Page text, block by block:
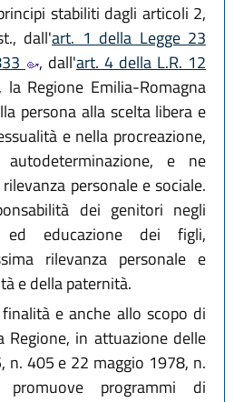
stabiliti dagli articoli 2,
dall'art. 1 della Legge 23
, dall'art. 4 della L.R. 12
, la Regione Emilia-Romagna
persona alla scelta libera e
e nella procreazione,
e ne
personale e sociale.
dei genitori negli
educazione dei figli,
rilevanza personale e
e della paternità.
e anche allo scopo di
Regione, in attuazione delle
n. 405 e 22 maggio 1978, n.
programmi di